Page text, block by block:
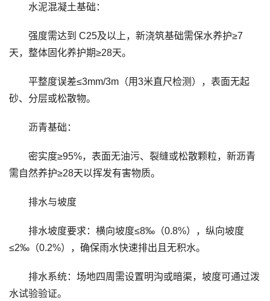
水泥混凝土基础：
强度需达到 C25及以上，新浇筑基础需保水养护≥7
天，整体固化养护期≥28天。
平整度误差≤3mm/3m（用3米直尺检测），表面无起
砂、分层或松散物。
沥青基础：
密实度≥95%，表面无油污、裂缝或松散颗粒，新沥青
需自然养护≥28天以挥发有害物质。
排水与坡度
排水坡度要求：横向坡度≤8‰（0.8%），纵向坡度
≤2‰（0.2%），确保雨水快速排出且无积水。
排水系统：场地四周需设置明沟或暗渠，坡度可通过泼
水试验验证。